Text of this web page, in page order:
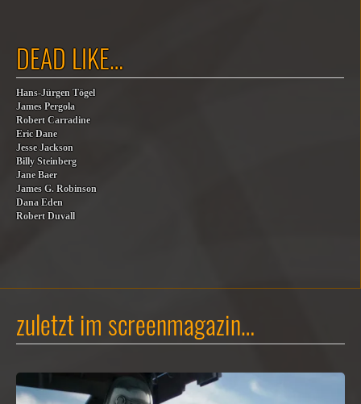
DEAD LIKE…
Hans-Jürgen Tögel
James Pergola
Robert Carradine
Eric Dane
Jesse Jackson
Billy Steinberg
Jane Baer
James G. Robinson
Dana Eden
Robert Duvall
zuletzt im screenmagazin…